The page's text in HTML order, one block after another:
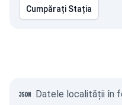
Cumpărați Stația
Datele localității în